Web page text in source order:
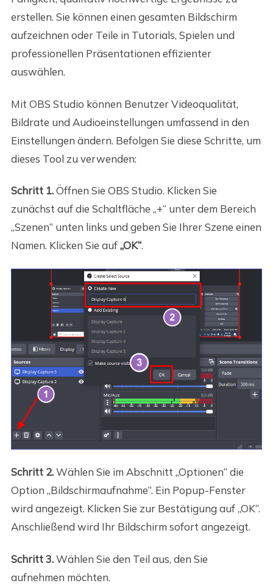
erstellen. Sie können einen gesamten Bildschirm
aufzeichnen oder Teile in Tutorials, Spielen und
professionellen Präsentationen effizienter
auswählen.
Mit OBS Studio können Benutzer Videoqualität,
Bildrate und Audioeinstellungen umfassend in den
Einstellungen ändern. Befolgen Sie diese Schritte, um
dieses Tool zu verwenden:
Schritt 1.Öffnen Sie OBS Studio. Klicken Sie
zunächst auf die Schaltfläche „+“ unter dem Bereich
„Szenen“ unten links und geben Sie Ihrer Szene einen
Namen. Klicken Sie auf„OK“.
Schritt 2.Wählen Sie im Abschnitt „Optionen“ die
Option „Bildschirmaufnahme“. Ein Popup-Fenster
wird angezeigt. Klicken Sie zur Bestätigung auf „OK“.
Anschließend wird Ihr Bildschirm sofort angezeigt.
Schritt 3.Wählen Sie den Teil aus, den Sie
aufnehmen möchten.